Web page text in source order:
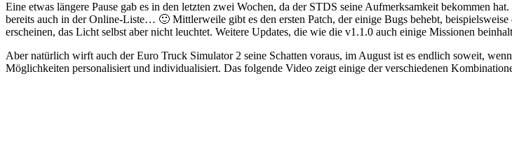
Eine etwas längere Pause gab es in den letzten zwei Wochen, da der STDS seine Aufmerksamkeit bekommen
bereits auch in der Online-Liste… 🙂 Mittlerweile gibt es den ersten Patch, der einige Bugs behebt,
erscheinen, das Licht selbst aber nicht leuchtet. Weitere Updates, die wie die v1.1.0 auch einige Missionen
Aber natürlich wirft auch der Euro Truck Simulator 2 seine Schatten voraus, im August ist es endlich soweit,
Möglichkeiten personalisiert und individualisiert. Das folgende Video zeigt einige der verschiedenen